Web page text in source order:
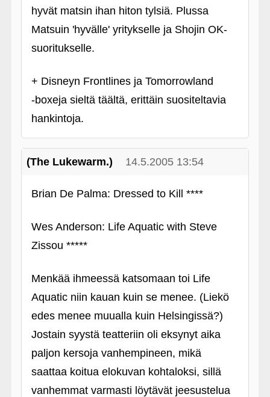
hyvät matsin ihan hiton tylsiä. Plussa
Matsuin 'hyvälle' yritykselle ja Shojin OK-
suoritukselle.
+ Disneyn Frontlines ja Tomorrowland
‑boxeja sieltä täältä, erittäin suositeltavia
hankintoja.
(The Lukewarm.) 14.5.2005 13:54
Brian De Palma: Dressed to Kill ****
Wes Anderson: Life Aquatic with Steve
Zissou *****
Menkää ihmeessä katsomaan toi Life
Aquatic niin kauan kuin se menee. (Liekö
edes menee muualla kuin Helsingissä?)
Jostain syystä teatteriin oli eksynyt aika
paljon kersoja vanhempineen, mikä
saattaa koitua elokuvan kohtaloksi, sillä
vanhemmat varmasti löytävät jeesustelua